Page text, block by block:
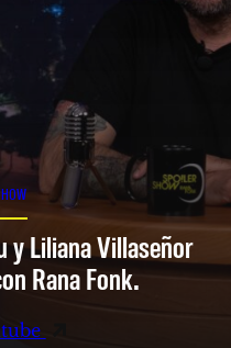
y Liliana Villaseñor
Rana Fonk.